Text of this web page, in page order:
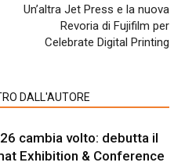
Un’altra Jet Press e la nuova
Revoria di Fujifilm per
Celebrate Digital Printing
DALL'AUTORE
cambia volto: debutta il
Exhibition & Conference